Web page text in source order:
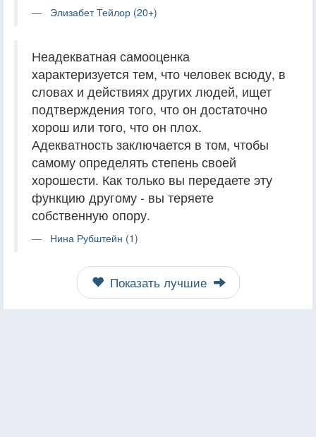
Элизабет Тейлор (20+)
Неадекватная самооценка
характеризуется тем, что человек всюду, в
словах и действиях других людей, ищет
подтверждения того, что он достаточно
хорош или того, что он плох.
Адекватность заключается в том, чтобы
самому определять степень своей
хорошести. Как только вы передаете эту
функцию другому - вы теряете
собственную опору.
Нина Рубштейн (1)
Показать лучшие